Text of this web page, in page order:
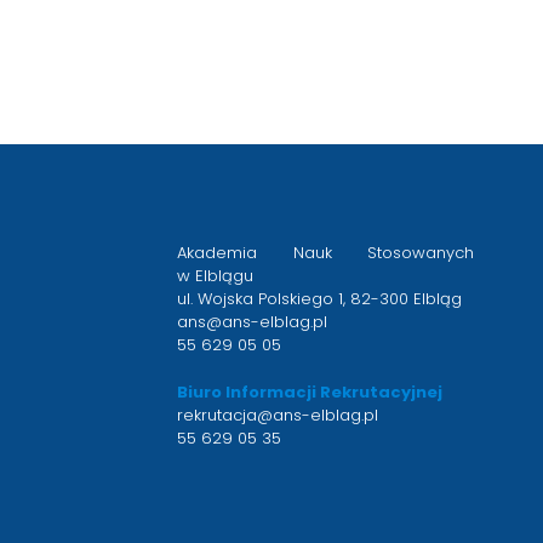
Akademia Nauk Stosowanych
w Elblągu
ul. Wojska Polskiego 1, 82-300 Elbląg
ans@ans-elblag.pl
55 629 05 05
Biuro Informacji Rekrutacyjnej
rekrutacja@ans-elblag.pl
55 629 05 35